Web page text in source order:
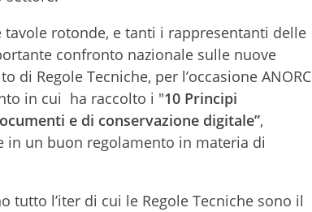
rotonde, e tanti i rappresentanti delle
confronto nazionale sulle nuove
Regole Tecniche, per l’occasione ANORC
in cui ha raccolto i "10 Principi
e di conservazione digitale”,
in un buon regolamento in materia di
tutto l’iter di cui le Regole Tecniche sono il